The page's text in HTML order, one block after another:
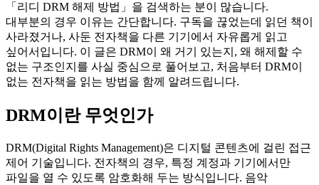
「리디 DRM 해제 방법」을 검색하는 분이 많습니다.
대부분의 경우 이유는 간단합니다. 구독을 끊었는데 읽던 책이
사라졌거나, 사둔 전자책을 다른 기기에서 자유롭게 읽고
싶어서입니다. 이 글은 DRM이 왜 거기 있는지, 왜 해제할 수
없는 구조인지를 사실 중심으로 풀어보고, 처음부터 DRM이
없는 전자책을 읽는 방법을 함께 알려드립니다.
DRM이란 무엇인가
DRM(Digital Rights Management)은 디지털 콘텐츠에 걸린 접근
제어 기술입니다. 전자책의 경우, 특정 계정과 기기에서만
파일을 열 수 있도록 암호화해 두는 방식입니다. 음악